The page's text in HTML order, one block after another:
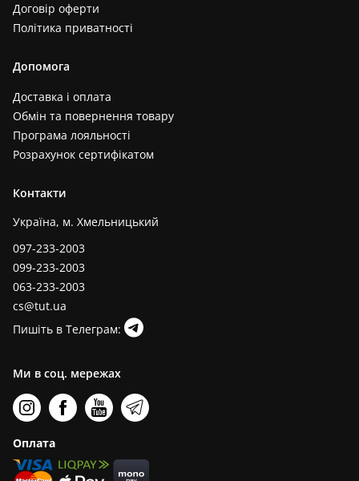
Договір оферти
Політика приватності
Допомога
Доставка і оплата
Обмін та повернення товару
Програма лояльності
Розрахунок сертифікатом
Контакти
Україна, м. Хмельницький
097-233-2003
099-233-2003
063-233-2003
cs@tut.ua
Пишіть в Телеграм:
Ми в соц. мережах
Оплата